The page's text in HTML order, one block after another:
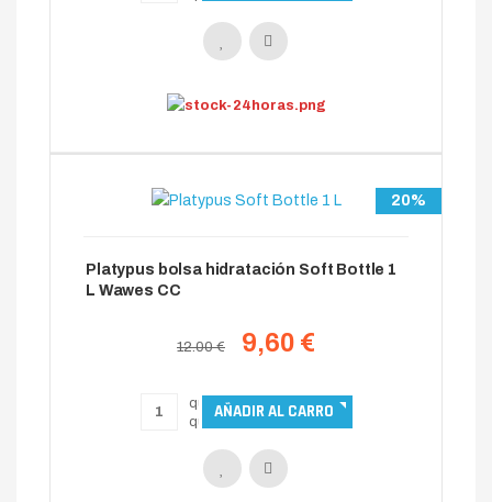
20%
Platypus bolsa hidratación Soft Bottle 1
L Wawes CC
12.00 € 9,60 €